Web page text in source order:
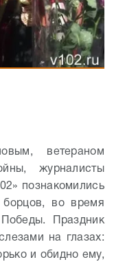
ветераном
журналисты
познакомились
во время
Праздник
на глазах:
и обидно ему,